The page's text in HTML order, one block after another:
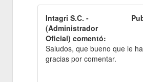
Intagri S.C. -
(Administrador
Oficial) comentó:
Saludos, que bueno que le
gracias por comentar.